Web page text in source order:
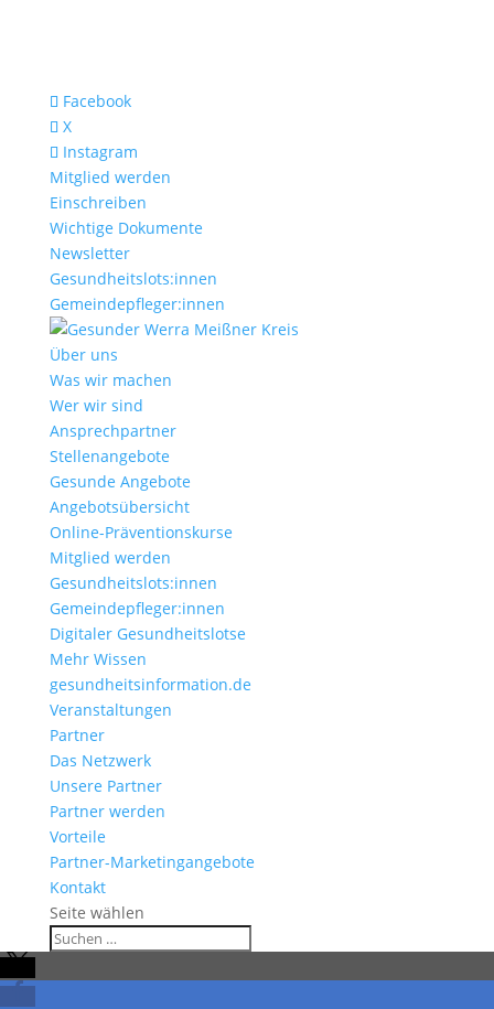
Facebook
X
Instagram
Mitglied werden
Einschreiben
Wichtige Dokumente
Newsletter
Gesundheitslots:innen
Gemeindepfleger:innen
Über uns
Was wir machen
Wer wir sind
Ansprechpartner
Stellenangebote
Gesunde Angebote
Angebotsübersicht
Online-Präventionskurse
Mitglied werden
Gesundheitslots:innen
Gemeindepfleger:innen
Digitaler Gesundheitslotse
Mehr Wissen
gesundheitsinformation.de
Veranstaltungen
Partner
Das Netzwerk
Unsere Partner
Partner werden
Vorteile
Partner-Marketingangebote
Kontakt
Seite wählen